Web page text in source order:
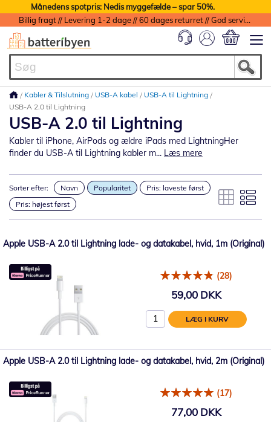
Månedens spotpris: Nedis myggefælde – spar 50%.
Billig fragt // Levering 1-2 dage // 60 dages returret // God service med garanti
Kabler & Tilslutning USB-A kabel
USB-A til Lightning
USB-A 2.0 til Lightning
USB-A 2.0 til Lightning
Kabler til iPhone, AirPods og ældre iPads med LightningHer
finder du USB-A til Lightning kabler m... Læs mere
Sorter efter: Navn Popularitet
Pris: laveste først
Pris: højest først
Apple USB-A 2.0 til Lightning lade- og datakabel, hvid, 1m (Original)
(28)
59,00 DKK
LÆG I KURV
Apple USB-A 2.0 til Lightning lade- og datakabel, hvid, 2m (Original)
(17)
77,00 DKK